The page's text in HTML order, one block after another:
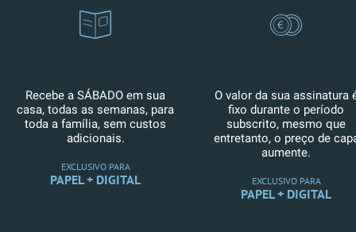
Recebe a SÁBADO em sua
casa, todas as semanas, para
toda a família, sem custos
adicionais.
EXCLUSIVO PARA
PAPEL + DIGITAL
O valor da sua assinatura
fixo durante o período
subscrito, mesmo que
entretanto, o preço de
aumente.
EXCLUSIVO PARA
PAPEL + DIGITAL